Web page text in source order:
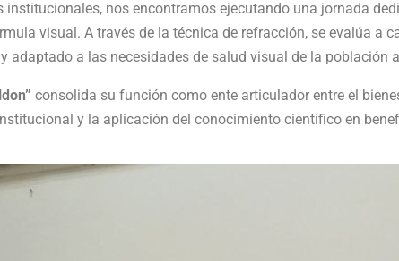
nos encontramos ejecutando una jornada
visual. A través de la técnica de refracción, se evalúa a
adaptado a las necesidades de salud visual de la población
consolida su función como ente articulador entre el
y la aplicación del conocimiento científico en